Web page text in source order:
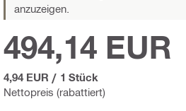
anzuzeigen.
Nettopreis (rabattiert)
494,14 EUR
4,94 EUR / 1 Stück